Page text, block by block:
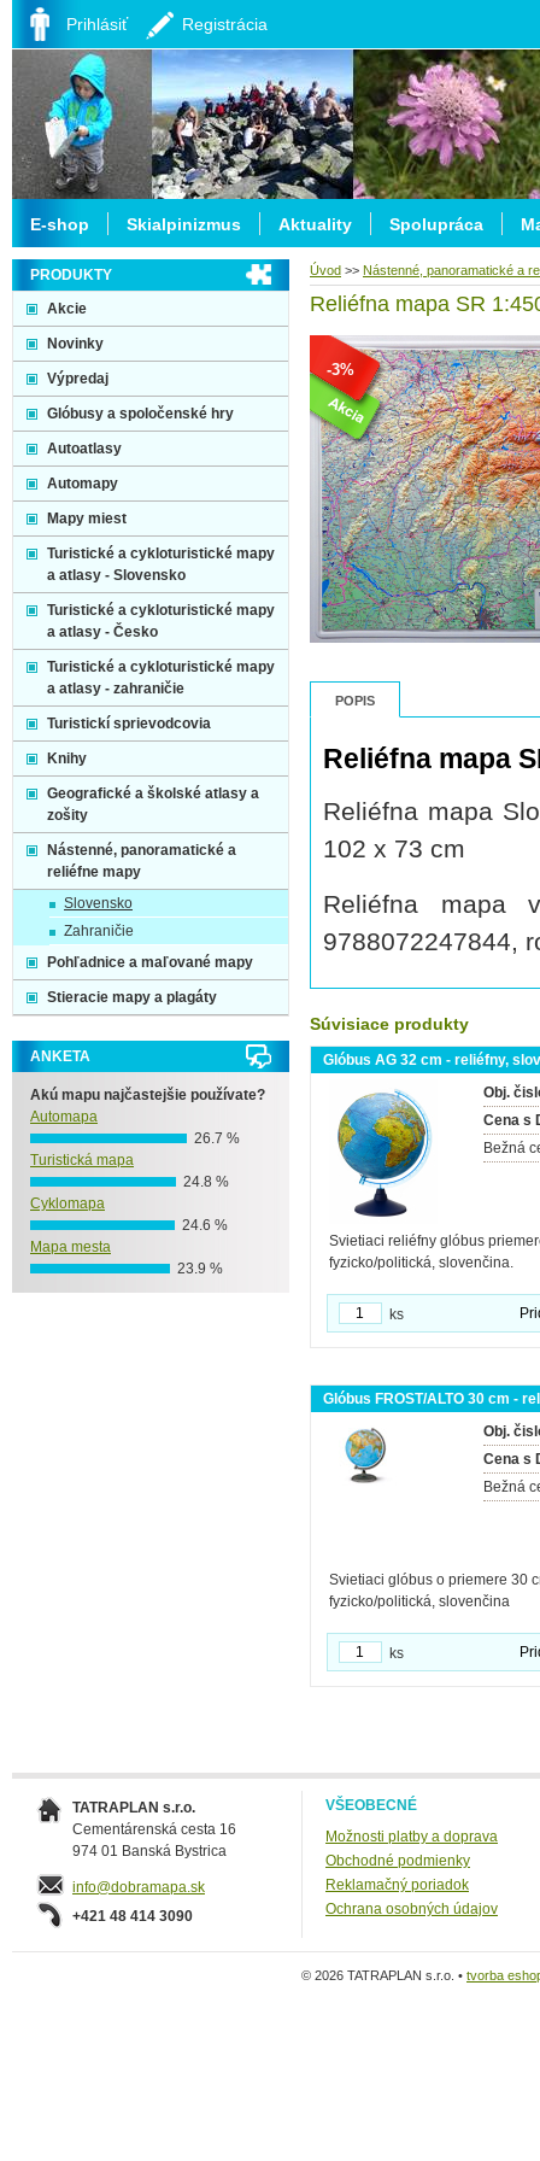
Úvod >> Nástenné, panoramatické a
Reliéfna mapa SR
-3%
POPIS
Reliéfna mapa
Reliéfna mapa
102 x 73 cm
Reliéfna mapa
9788072247844,
Súvisiace produkty
Glóbus AG 32 cm - reliéfny,
Obj.
Cena s
Bežná
Svietiaci reliéfny glóbus
fyzicko/politická, slovenčina.
ks
Glóbus FROST/ALTO 30 cm -
Obj.
Cena s
Bežná
Svietiaci glóbus o priemere 30
fyzicko/politická, slovenčina
ks
PRODUKTY
Akcie
Novinky
Výpredaj
Glóbusy a spoločenské hry
Autoatlasy
Automapy
Mapy miest
Turistické a cykloturistické mapy
a atlasy - Slovensko
Turistické a cykloturistické mapy
a atlasy - Česko
Turistické a cykloturistické mapy
a atlasy - zahraničie
Turistickí sprievodcovia
Knihy
Geografické a školské atlasy a
zošity
Nástenné, panoramatické a
reliéfne mapy
Slovensko
Zahraničie
Pohľadnice a maľované mapy
Stieracie mapy a plagáty
ANKETA
Akú mapu najčastejšie používate?
Automapa
26.7 %
Turistická mapa
24.8 %
Cyklomapa
24.6 %
Mapa mesta
23.9 %
TATRAPLAN s.r.o.
Cementárenská cesta 16
974 01 Banská Bystrica
info@dobramapa.sk
+421 48 414 3090
VŠEOBECNÉ
Možnosti platby a doprava
Obchodné podmienky
Reklamačný poriadok
Ochrana osobných údajov
© 2026 TATRAPLAN s.r.o. • tvorba
E-shop Skialpinizmus Aktuality Spolupráca
Prihlásiť Registrácia